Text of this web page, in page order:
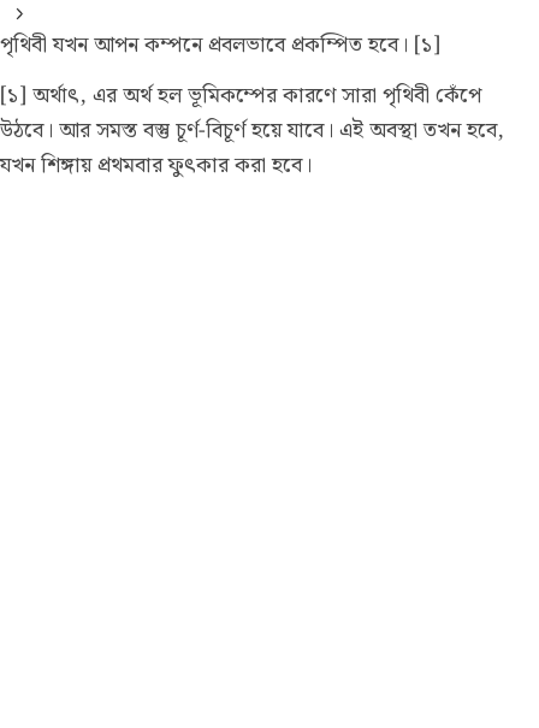
পৃথিবী যখন আপন কম্পনে প্রবলভাবে প্রকম্পিত হবে। [১]
[১] অর্থাৎ, এর অর্থ হল ভূমিকম্পের কারণে সারা পৃথিবী কেঁপে
উঠবে। আর সমস্ত বস্তু চূর্ণ-বিচূর্ণ হয়ে যাবে। এই অবস্থা তখন হবে,
যখন শিঙ্গায় প্রথমবার ফুৎকার করা হবে।